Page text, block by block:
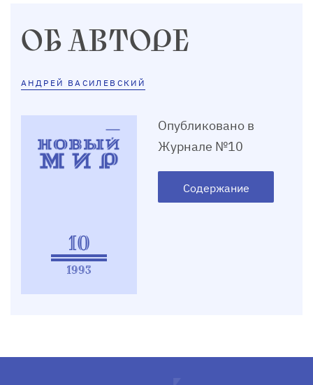
ОБ АВТОРЕ
АНДРЕЙ ВАСИЛЕВСКИЙ
10
1993
Опубликовано в
Журнале №10
Содержание